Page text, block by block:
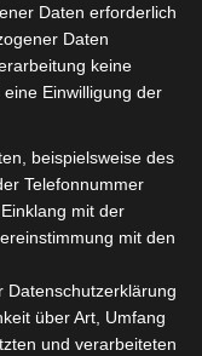
Daten erforderlich
Daten
keine
Einwilligung der
beispielsweise des
Telefonnummer
mit der
mit den
Datenschutzerklärung
über Art, Umfang
und verarbeiteten